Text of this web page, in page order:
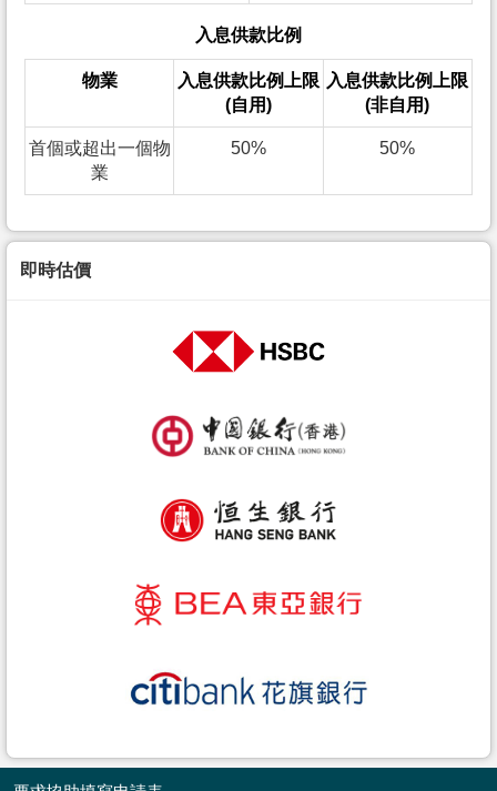
入息供款比例
物業
入息供款比例上限
(自用)
入息供款比例上限
(非自用)
首個或超出一個物
業
50% 50%
即時估價